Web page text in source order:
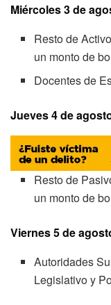
Miércoles 3 de
Resto de
un monto de
Docentes de
Jueves 4 de
Resto de
un monto de
Viernes 5 de
Autoridades
Legislativo y